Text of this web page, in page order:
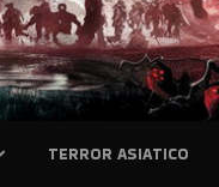
TERROR ASIATICO